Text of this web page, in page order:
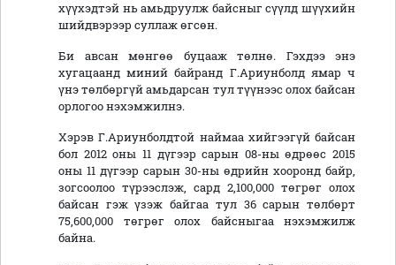
хүүхэдтэй нь амьдруулж байсныг сүүлд шүүхийн
шийдвэрээр суллаж өгсөн.
Би авсан мөнгөө буцааж төлнө. Гэхдээ энэ
хугацаанд миний байранд Г.Ариунболд ямар ч
үнэ төлбөргүй амьдарсан тул түүнээс олох байсан
орлогоо нэхэмжилнэ.
Хэрэв Г.Ариунболдтой наймаа хийгээгүй байсан
бол 2012 оны 11 дүгээр сарын 08-ны өдрөөс 2015
оны 11 дүгээр сарын 30-ны өдрийн хооронд байр,
зогсоолоо түрээслэж, сард 2,100,000 төгрөг олох
байсан гэж үзэж байгаа тул 36 сарын төлбөрт
75,600,000 төгрөг олох байсныгаа нэхэмжилж
байна.